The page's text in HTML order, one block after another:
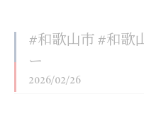
#和歌山市 #和歌
ー
2026/02/26